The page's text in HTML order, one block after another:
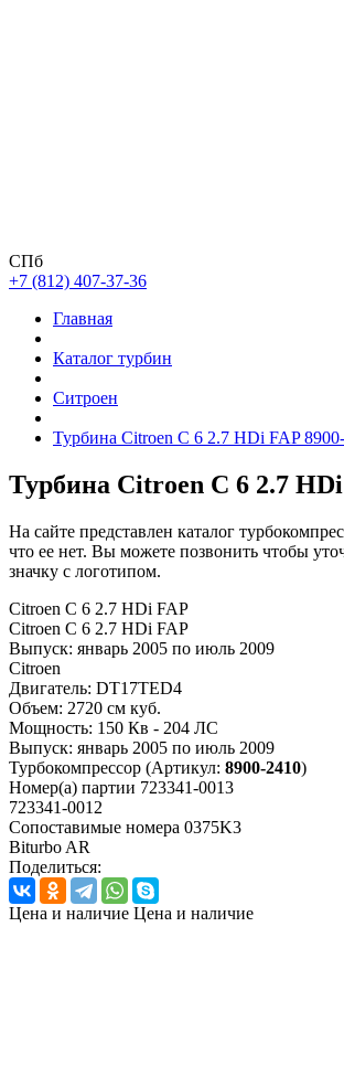
СПб
+7 (812) 407-37-36
Главная
Каталог турбин
Ситроен
Турбина Citroen C 6 2.7 HDi FAP
Турбина Citroen C 6 2.7 HDi
На сайте представлен каталог
что ее нет. Вы можете позвонить чтобы
значку с логотипом.
Citroen C 6 2.7 HDi FAP
Citroen C 6 2.7 HDi FAP
Выпуск: январь 2005 по июль 2009
Citroen
Двигатель: DT17TED4
Объем: 2720 см куб.
Мощность: 150 Кв - 204 ЛС
Выпуск: январь 2005 по июль 2009
Турбокомпрессор (Артикул: 8900-2410)
Номер(а) партии 723341-0013
723341-0012
Сопоставимые номера 0375K3
Biturbo AR
Поделиться:
Цена и наличие Цена и наличие